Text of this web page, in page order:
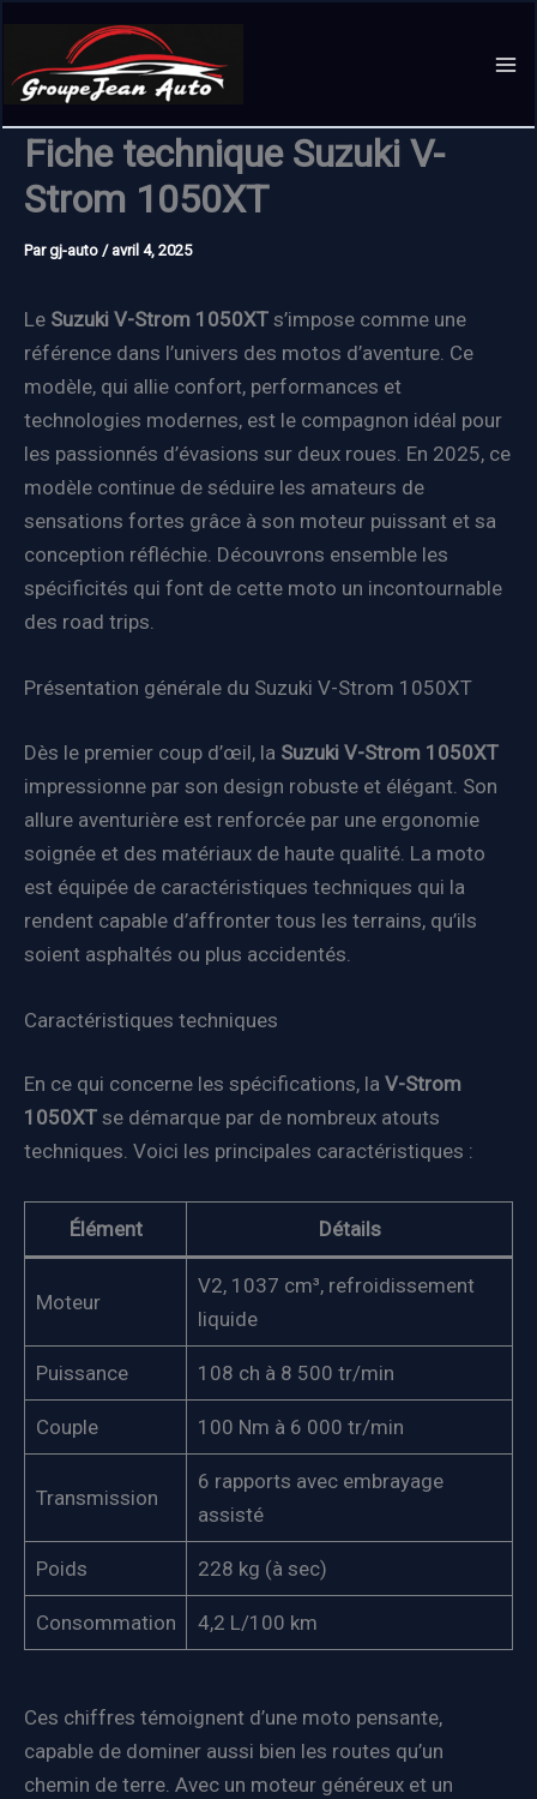
contenu
Fiche technique Suzuki V-
Strom 1050XT
Pargj-auto / avril 4, 2025
Le Suzuki V-Strom 1050XT s’impose comme une
référence dans l’univers des motos d’aventure. Ce
modèle, qui allie confort, performances et
technologies modernes, est le compagnon idéal pour
les passionnés d’évasions sur deux roues. En 2025, ce
modèle continue de séduire les amateurs de
sensations fortes grâce à son moteur puissant et sa
conception réfléchie. Découvrons ensemble les
spécificités qui font de cette moto un incontournable
des road trips.
Présentation générale du Suzuki V-Strom 1050XT
Dès le premier coup d’œil, la Suzuki V-Strom 1050XT
impressionne par son design robuste et élégant. Son
allure aventurière est renforcée par une ergonomie
soignée et des matériaux de haute qualité. La moto
est équipée de caractéristiques techniques qui la
rendent capable d’affronter tous les terrains, qu’ils
soient asphaltés ou plus accidentés.
Caractéristiques techniques
En ce qui concerne les spécifications, la V-Strom
1050XT se démarque par de nombreux atouts
techniques. Voici les principales caractéristiques :
Élément Détails
Moteur
V2, 1037 cm³, refroidissement
liquide
Puissance 108 ch à 8 500 tr/min
Couple 100 Nm à 6 000 tr/min
Transmission
6 rapports avec embrayage
assisté
Poids 228 kg (à sec)
Consommation 4,2 L/100 km
Ces chiffres témoignent d’une moto pensante,
capable de dominer aussi bien les routes qu’un
chemin de terre. Avec un moteur généreux et un